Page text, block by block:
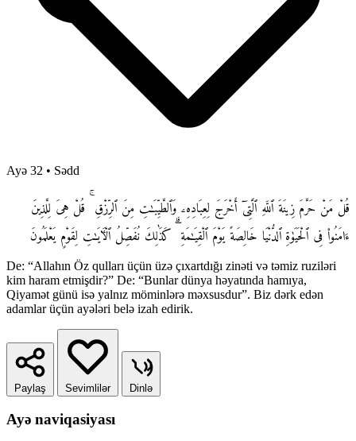
Ayə 32 • Sədd
قُلْ مَنْ حَرَّمَ زِينَةَ ٱللَّهِ ٱلَّتِىٓ أَخْرَجَ لِعِبَادِهِۦ وَٱلطَّيِّبَـٰتِ مِنَ ٱلرِّزْقِ ۚ قُلْ هِىَ لِلَّذِينَ
ءَامَنُوا۟ فِى ٱلْحَيَوٰةِ ٱلدُّنْيَا خَالِصَةً يَوْمَ ٱلْقِيَـٰمَةِ ۗ كَذَٰلِكَ نُفَصِّلُ ٱلْـَٔايَـٰتِ لِقَوْمٍ يَعْلَمُونَ
De: “Allahın Öz qulları üçün üzə çıxartdığı zinəti və təmiz ruziləri
kim haram etmişdir?” De: “Bunlar dünya həyatında hamıya,
Qiyamət günü isə yalnız möminlərə məxsusdur”. Biz dərk edən
adamlar üçün ayələri belə izah edirik.
Paylaş Sevimlilər Dinlə
Ayə naviqasiyası